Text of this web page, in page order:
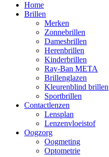
Home
Brillen
Merken
Zonnebrillen
Damesbrillen
Herenbrillen
Kinderbrillen
Ray-Ban META
Brillenglazen
Kleurenblind brillen
Sportbrillen
Contactlenzen
Lensplan
Lenzenvloeistof
Oogzorg
Oogmeting
Optometrie